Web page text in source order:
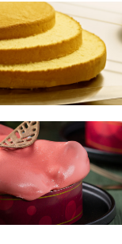
KAPSEL
soorten gebak